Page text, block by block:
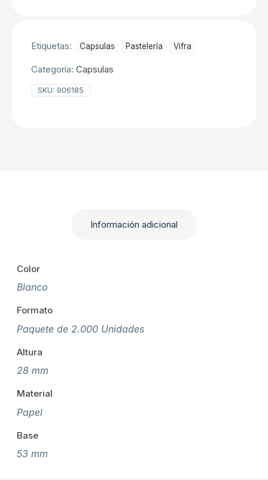
Etiquetas: Capsulas Pastelerí­a Vifra
Categoría: Capsulas
SKU: 906185
Información adicional
Color
Blanco
Formato
Paquete de 2.000 Unidades
Altura
28 mm
Material
Papel
Base
53 mm